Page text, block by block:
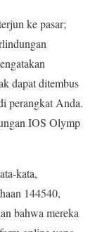
ke pasar;
dapat ditembus
perangkat Anda.
IOS Olymp
kata,
144540,
bahwa mereka